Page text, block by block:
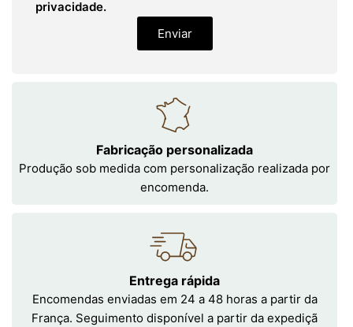
privacidade.
Enviar
Fabricação personalizada
Produção sob medida com personalização realizada por
encomenda.
Entrega rápida
Encomendas enviadas em 24 a 48 horas a partir da
França. Seguimento disponível a partir da expediçã